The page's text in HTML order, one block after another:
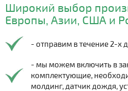
Широкий выбор
Европы, Азии, США и
- отправим в течение 2-х
- мы можем включить в
комплектующие,
молдинг, датчик дождя,